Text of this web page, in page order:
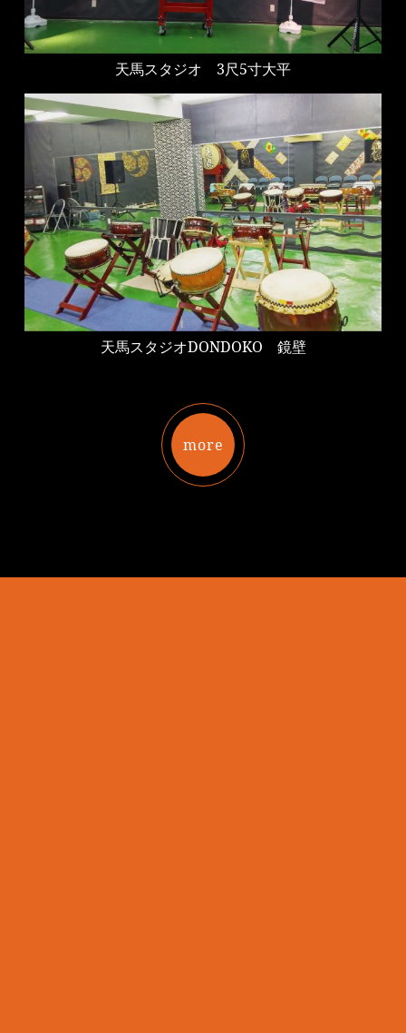
天馬スタジオ 3尺5寸大平
天馬スタジオDONDOKO 鏡壁
more